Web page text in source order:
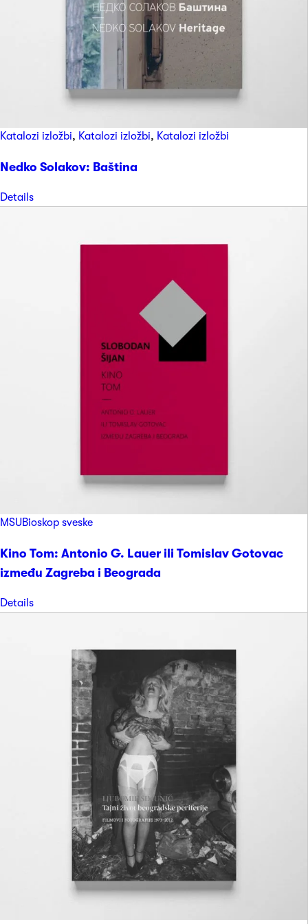
Katalozi izložbi, Katalozi izložbi, Katalozi izložbi
Nedko Solakov: Baština
Details
MSUBioskop sveske
Kino Tom: Antonio G. Lauer ili Tomislav Gotovac
između Zagreba i Beograda
Details